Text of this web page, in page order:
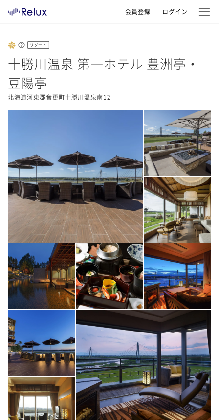
会員登録 ログイン
リゾート
十勝川温泉 第一ホテル 豊洲亭・
豆陽亭
北海道河東郡音更町十勝川温泉南12